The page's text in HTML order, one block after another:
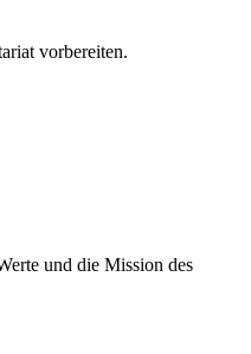
vorbereiten.
und die Mission des